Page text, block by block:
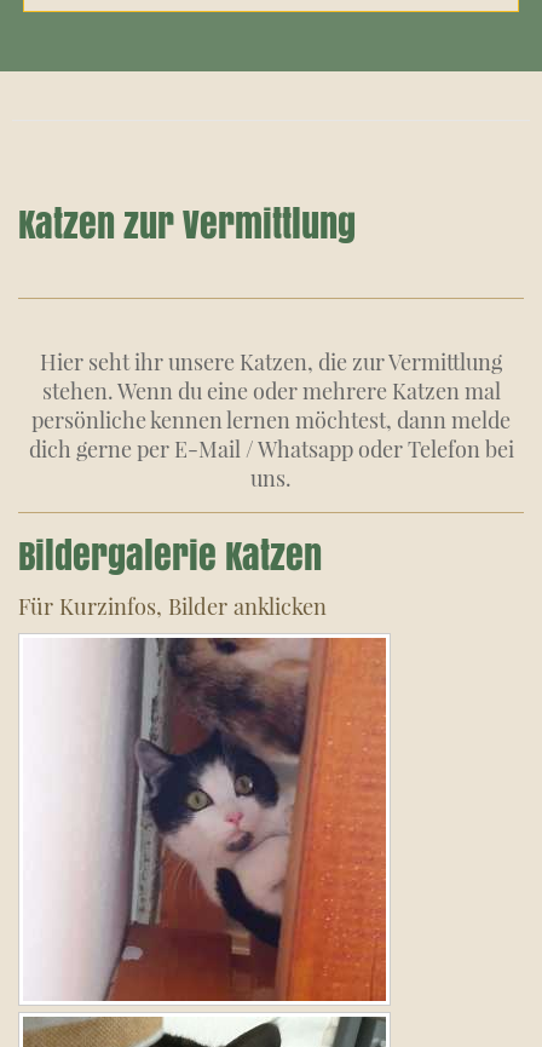
Katzen zur Vermittlung
Hier seht ihr unsere Katzen, die zur Vermittlung
stehen. Wenn du eine oder mehrere Katzen mal
persönliche kennen lernen möchtest, dann melde
dich gerne per E-Mail / Whatsapp oder Telefon bei
uns.
Bildergalerie Katzen
Für Kurzinfos, Bilder anklicken